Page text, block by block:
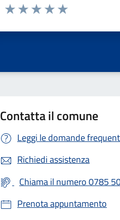
Valuta da 1 a 5 stelle la pagina
Contatta il comune
Leggi le domande
Richiedi assistenza
Chiama il numero 0785
Prenota appuntamento